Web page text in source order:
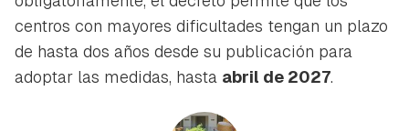
centros con mayores dificultades tengan un plazo
de hasta dos años desde su publicación para
adoptar las medidas, hasta abril de 2027.